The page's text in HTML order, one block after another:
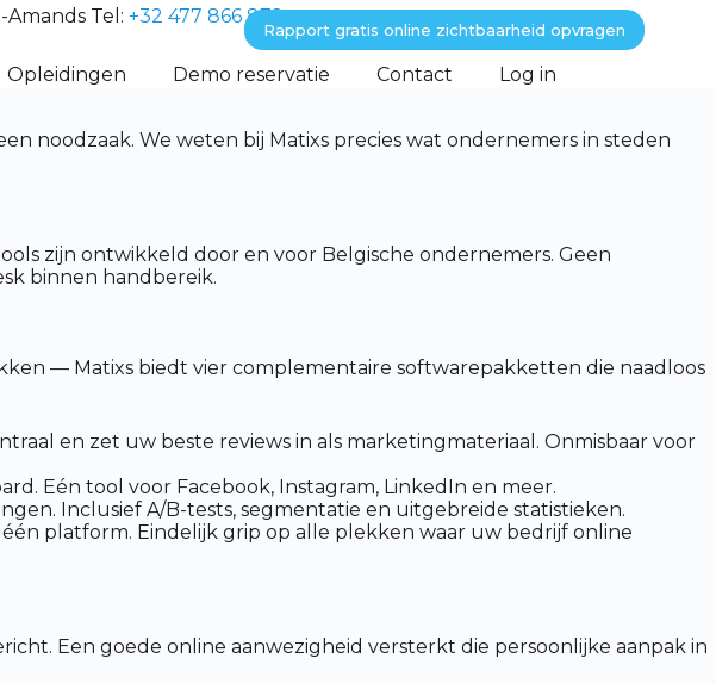
Tel: +32 477 866 872
Rapport gratis online zichtbaarheid opvragen
Opleidingen Demo reservatie Contact
Log in
noodzaak. We weten bij Matixs precies wat ondernemers in steden
zijn ontwikkeld door en voor Belgische ondernemers. Geen
binnen handbereik.
— Matixs biedt vier complementaire softwarepakketten die naadloos
en zet uw beste reviews in als marketingmateriaal. Onmisbaar voor
Eén tool voor Facebook, Instagram, LinkedIn en meer.
Inclusief A/B-tests, segmentatie en uitgebreide statistieken.
platform. Eindelijk grip op alle plekken waar uw bedrijf online
Een goede online aanwezigheid versterkt die persoonlijke aanpak in